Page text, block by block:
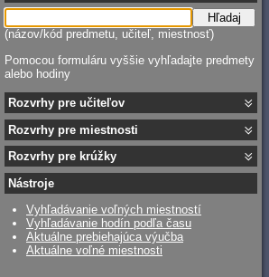
Hľadaj
(názov/kód predmetu, učiteľ, miestnosť)
Pomocou formuláru vyššie vyhľadajte predmety
alebo hodiny
Rozvrhy pre učiteľov
Rozvrhy pre miestnosti
Rozvrhy pre krúžky
Nástroje
Vyhľadávanie voľných miestností
Vyhľadávanie hodín podľa času
Aktuálne prebiehajúca výučba
Aktuálne voľné miestnosti